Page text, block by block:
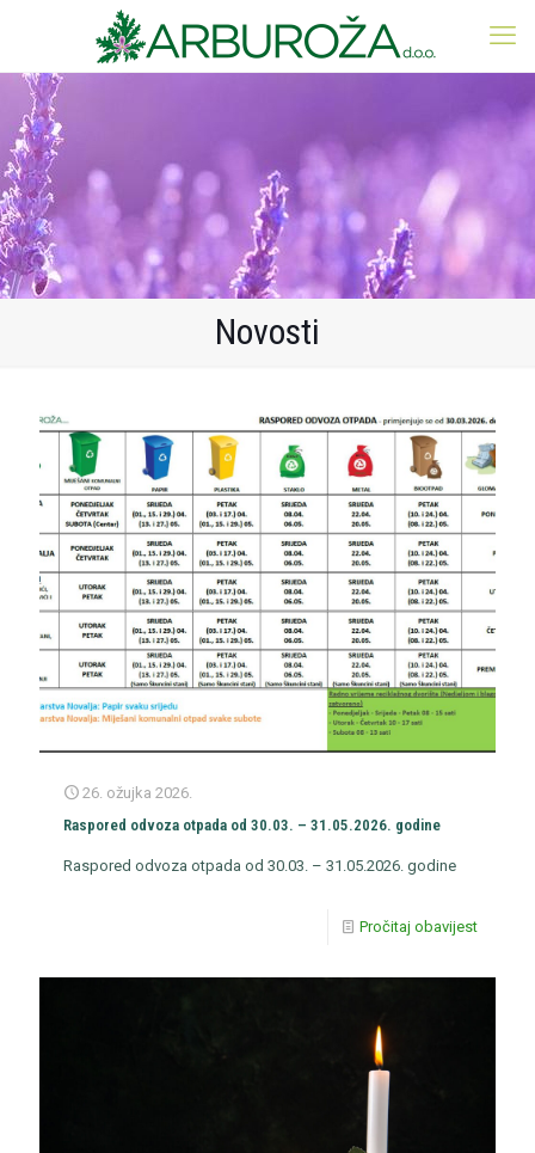
Novosti
26. ožujka 2026.
Raspored odvoza otpada od 30.03. – 31.05.2026. godine
Raspored odvoza otpada od 30.03. – 31.05.2026. godine
Pročitaj obavijest